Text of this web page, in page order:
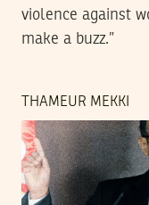
violence against
make a buzz.”
THAMEUR MEKKI